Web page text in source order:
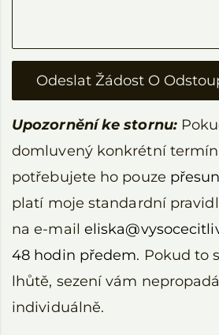
Upozornění ke stornu:
domluvený konkrétní termín
potřebujete ho pouze
platí moje standardní
na e-mail
48 hodin předem. Pokud to
lhůtě, sezení vám
individuálně.